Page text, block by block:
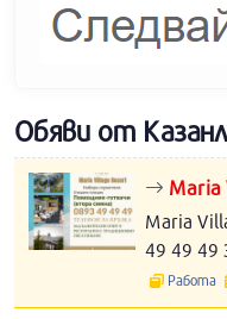
Обяви от
Maria
Maria
49 49 49
Работа